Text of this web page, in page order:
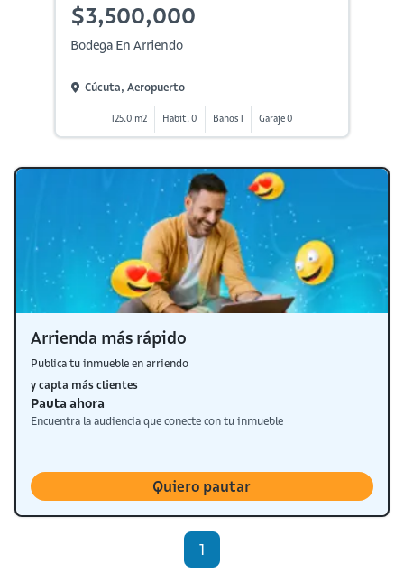
$3,500,000
Bodega En Arriendo
Cúcuta, Aeropuerto
125.0 m2 Habit. 0 Baños 1 Garaje 0
Arrienda más rápido
Publica tu inmueble en arriendo
y capta más clientes
Pauta ahora
Encuentra la audiencia que conecte con tu inmueble
Quiero pautar
1